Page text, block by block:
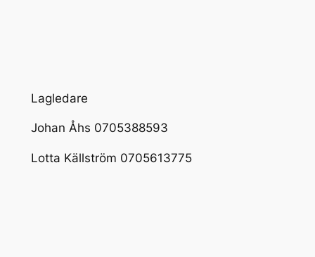
Lagledare
Johan Åhs 0705388593
Lotta Källström 0705613775